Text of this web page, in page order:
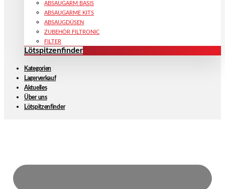
ABSAUGARM BASIS
ABSAUGARME KITS
ABSAUGDÜSEN
ZUBEHÖR FILTRONIC
FILTER
Lötspitzenfinder
Kategorien
Lagerverkauf
Aktuelles
Über uns
Lötspitzenfinder